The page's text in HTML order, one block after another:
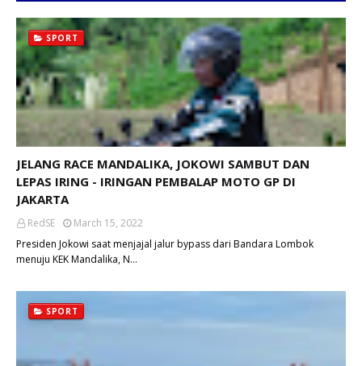
SPORT
JELANG RACE MANDALIKA, JOKOWI SAMBUT DAN
LEPAS IRING - IRINGAN PEMBALAP MOTO GP DI
JAKARTA
RedSE
March 15, 2022
Presiden Jokowi saat menjajal jalur bypass dari Bandara Lombok
menuju KEK Mandalika, N…
SPORT